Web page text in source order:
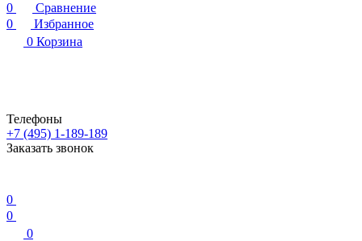
0
Сравнение
0
Избранное
0 Корзина
Телефоны
+7 (495) 1-189-189
Заказать звонок
0
0
0